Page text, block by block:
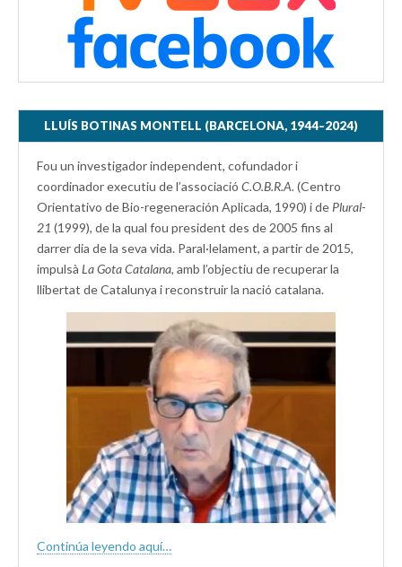
LLUÍS BOTINAS MONTELL (BARCELONA, 1944–2024)
Fou un investigador independent, cofundador i
coordinador executiu de l’associació C.O.B.R.A. (Centro
Orientativo de Bio-regeneración Aplicada, 1990) i de Plural-
21 (1999), de la qual fou president des de 2005 fins al
darrer dia de la seva vida. Paral·lelament, a partir de 2015,
impulsà La Gota Catalana, amb l’objectiu de recuperar la
llibertat de Catalunya i reconstruir la nació catalana.
Continúa leyendo aquí…